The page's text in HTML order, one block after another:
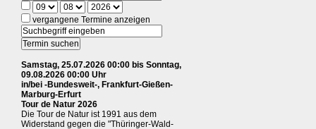
vergangene Termine anzeigen
Samstag, 25.07.2026 00:00 bis Sonntag,
09.08.2026 00:00 Uhr
in/bei -Bundesweit-, Frankfurt-Gießen-
Marburg-Erfurt
Tour de Natur 2026
Die Tour de Natur ist 1991 aus dem
Widerstand gegen die "Thüringer-Wald-